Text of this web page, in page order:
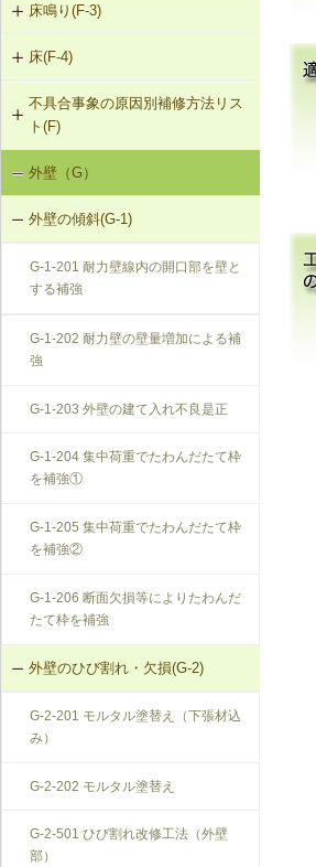
F-1-202 添え床梁による床梁の補強
F-1-203 床梁の取替え
F-1-204 たて枠による床梁の補強
F-1-205 既存まぐさを新規まぐさに
F-1-207 土台の交換
F-1-208 束立てによる大引きの補強
F-1-501 大引きの交換
F-1-502 束の交換
F-2-201 床根太の交換（1階の場合）
F-2-202 下張材の張替え
床鳴り(F-3)
F-3-201 下張材の留付け直し
F-3-202 床鳴りの補修
床(F-4)
F-4-001 ビニル床シートの張替え
F-4-002 カーペットの張替え
F-4-501 フローリングの張替え
不具合事象の原因別補修方法リス
ト(F)
床の傾斜（F-1）
床のたわみ（F-2）
床鳴り（F-3）
外壁（G）
外壁の傾斜(G-1)
G-1-201 耐力壁線内の開口部を壁と
する補強
G-1-202 耐力壁の壁量増加による補
強
G-1-203 外壁の建て入れ不良是正
G-1-204 集中荷重でたわんだたて枠
を補強①
G-1-205 集中荷重でたわんだたて枠
を補強②
G-1-206 断面欠損等によりたわんだ
たて枠を補強
外壁のひび割れ・欠損(G-2)
G-2-201 モルタル塗替え（下張材込
み）
G-2-202 モルタル塗替え
G-2-501 ひび割れ改修工法（外壁
部）